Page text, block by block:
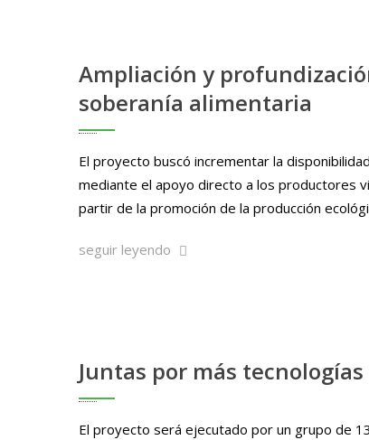
Ampliación y
soberanía alimentaria
El proyecto buscó incrementar la
mediante el apoyo directo a los productores
partir de la promoción de la producción
seguir leyendo
Juntas por más
El proyecto será ejecutado por un grupo de